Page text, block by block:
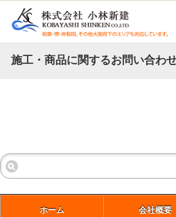
施工・商品に関するお問い合わ
ホーム 会社概要